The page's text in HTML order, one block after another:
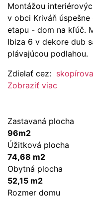
Montážou
v obci Kriváň
etapu - dom na kľúč.
Ibiza 6 v dekore dub
plávajúcou podlahou.
Zdielať cez:
Zobraziť viac
Zastavaná plocha
96m2
Úžitková plocha
74,68 m2
Obytná plocha
52,15 m2
Rozmer domu